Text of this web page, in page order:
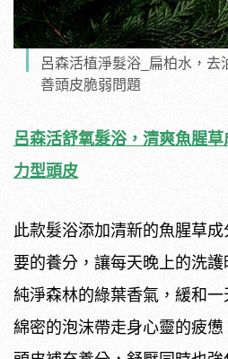
呂森活植淨髮浴_扁柏水，去
善頭皮脆弱問題
呂森活舒氧髮浴，清爽魚腥
力型頭皮
此款髮浴添加清新的魚腥草
要的養分，讓每天晚上的洗
純淨森林的綠葉香氣，緩和
綿密的泡沫帶走身心靈的疲